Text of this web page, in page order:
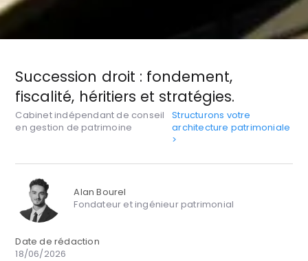
Succession droit : fondement,
fiscalité, héritiers et stratégies.
Cabinet indépendant de conseil
en gestion de patrimoine
Structurons votre
architecture patrimoniale
>
Alan Bourel
Fondateur et ingénieur patrimonial
Date de rédaction
18/06/2026